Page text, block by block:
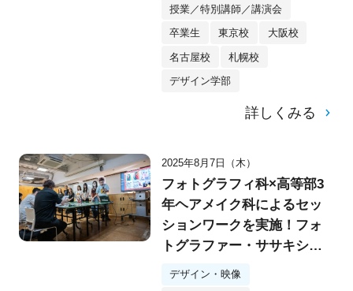
授業／特別講師／講演会
卒業生 東京校 大阪校
名古屋校 札幌校
デザイン学部
詳しくみる
2025年8月7日（木）
フォトグラフィ科×高等部3
年ヘアメイク科によるセッ
ションワークを実施！フォ
トグラファー・ササキシュ
ン講師、スタイリスト・
デザイン・映像